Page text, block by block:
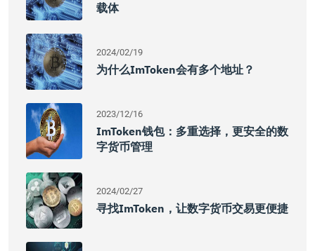
载体
2024/02/19
为什么imToken会有多个地址？
2023/12/16
ImToken钱包：多重选择，更安全的数
字货币管理
2024/02/27
寻找imToken，让数字货币交易更便捷